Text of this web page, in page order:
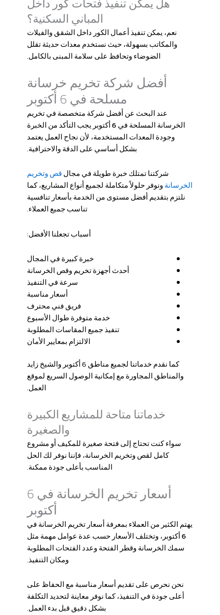
المباني السكنية؟
نعم، يمكن تنفيذ أعمال الكور داخل الشقق والفيلات
والمكاتب بسهولة، حيث نستخدم معدات حديثة تقلل
الضوضاء وتحافظ على سلامة المبنى بالكامل.
أفضل شركة تخريم خرسانة
مسلحة في 6 أكتوبر
عند البحث عن أفضل شركة متخصصة فيتخريم
الخرسانة المسلحة في 6 أكتوبر
يجب التأكد من الخبرة
وجودة المعدات المستخدمة، لأن نجاح العمل يعتمد
بشكل أساسي على الدقة والاحترافية.
شركتنا تمتلك خبرة طويلة في مجال قص وتخريم
الخرسانة ونوفر حلولاً متكاملة لجميع أنواع المشاريع، كما
نلتزم بتقديم أفضل مستوى من الخدمة بأسعار تنافسية
تناسب جميع العملاء.
أسباب تجعلنا الأفضل:
خبرة كبيرة في المجال
أحدث أجهزة تخريم وقص الخرسانة
سرعة في التنفيذ
أسعار مناسبة
فريق فني محترف
خدمة متوفرة طوال الأسبوع
تنفيذ جميع المقاسات المطلوبة
الالتزام بمعايير الأمان
كما نقدم خدماتنا لجميع مناطق 6 أكتوبر والشيخ زايد
والمناطق المجاورة مع إمكانية الوصول السريع لموقع
العمل.
خدماتنا متاحة للمشاريع الكبيرة
والصغيرة
سواء كنت تحتاج إلى فتحة صغيرة للمكيف أو مشروع
كامل لقص وتخريم الخرسانة، فإننا نوفر لك الحل
المناسب بأعلى جودة ممكنة.
أسعار تخريم الخرسانة في 6
أكتوبر
يهتم الكثير من العملاء بمعرفة أسعارتخريم الخرسانة في
6 أكتوبر
، وتختلف الأسعار حسب عدة عوامل مهمة مثل
سمك الخرسانة وقطر الفتحة وعدد الفتحات المطلوبة
ومكان التنفيذ.
نحن نحرص على تقديم أسعار مناسبة مع الحفاظ على
أعلى جودة في التنفيذ، كما نوفر معاينة لتحديد التكلفة
بشكل دقيق قبل بدء العمل.